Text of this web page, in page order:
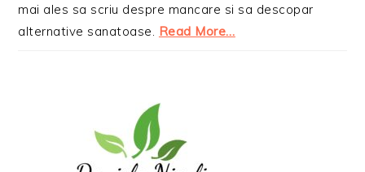
mai ales sa scriu despre mancare si sa descopar
alternative sanatoase. Read More…